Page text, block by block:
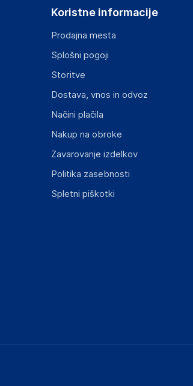
v EU, ki zagotavlja skladnost izdelka z
Koristne informacije
Prodajna mesta
Splošni pogoji
Storitve
Dostava, vnos in odvoz
Načini plačila
Nakup na obroke
Zavarovanje izdelkov
Politika zasebnosti
Spletni piškotki